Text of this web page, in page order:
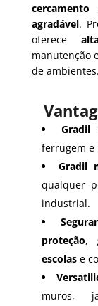
agradável.
oferece
manutenção
de ambientes.
Gradil
ferrugem e
Gradil
qualquer
industrial.
proteção,
escolase
muros,